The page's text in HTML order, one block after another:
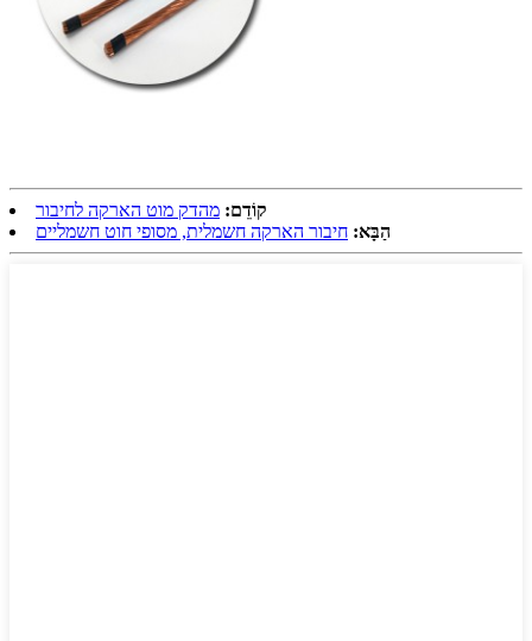
קוֹדֵם: מהדק מוט הארקה לחיבור
הַבָּא: חיבור הארקה חשמלית, מסופי חוט חשמליים